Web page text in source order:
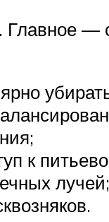
Главное
к
лучей;